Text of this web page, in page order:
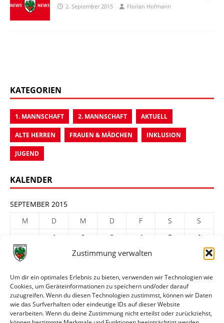
Zustimmung verwalten
Um dir ein optimales Erlebnis zu bieten, verwenden wir Technologien wie
Cookies, um Geräteinformationen zu speichern und/oder darauf
zuzugreifen. Wenn du diesen Technologien zustimmst, können wir Daten
wie das Surfverhalten oder eindeutige IDs auf dieser Website
verarbeiten. Wenn du deine Zustimmung nicht erteilst oder zurückziehst,
2. September 2015 Florian Hofmann
KATEGORIEN
1. MANNSCHAFT 2. MANNSCHAFT AKTUELL
ALTE HERREN FRAUEN & MÄDCHEN INKLUSION
JUGEND
KALENDER
SEPTEMBER 2015
M
D M D F S
S
1
2 3 4 5
6
7
9 10 11
21
22 23 24 25 26
28
29
30
« Aug.
Okt. »